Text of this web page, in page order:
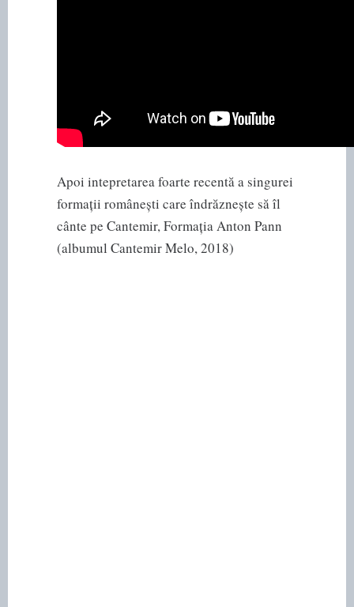
Apoi intepretarea foarte recentă a singurei
formații românești care îndrăznește să îl
cânte pe Cantemir, Formația Anton Pann
(albumul Cantemir Melo, 2018)